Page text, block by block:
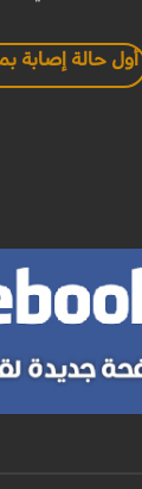
أول حالة إصابة